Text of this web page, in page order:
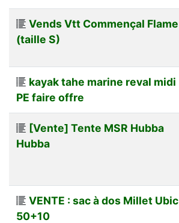
Vends Vtt Commençal Flame
(taille S)
kayak tahe marine reval midi
PE faire offre
[Vente] Tente MSR Hubba
Hubba
VENTE : sac à dos Millet Ubic
50+10